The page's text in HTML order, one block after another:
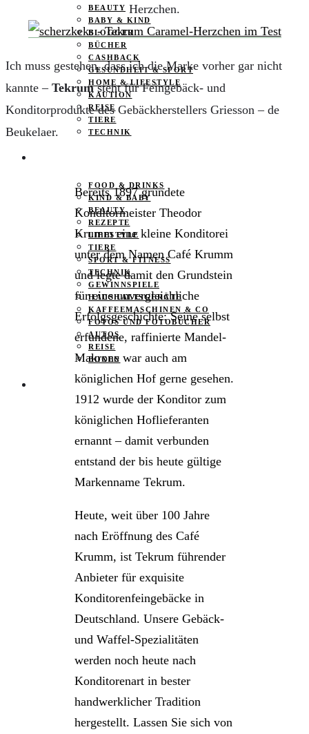
BEAUTY
BABY & KIND
BLOGGER
BÜCHER
CASHBACK
GESUNDHEIT & SPORT
HOME & LIFESTYLE
KAUTION
REISE
TIERE
TECHNIK
FOOD & DRINKS
KIND & BABY
BEAUTY
REZEPTE
LIFESTYLE
TIERE
SPORT & FITNESS
TECHNIK
GEWINNSPIELE
HAUSHALTSGERÄTE
KAFFEEMASCHINEN & CO
FOTOS UND FOTOBÜCHER
AUTOS
REISE
BOXEN
KIND & KEGEL
Herzchen.
Ich muss gestehen, dass ich die Marke vorher gar nicht
kannte – Tekrumsteht für Feingebäck- und
Konditorprodukte des Gebäckherstellers Griesson – de
Beukelaer.
Bereits 1897 gründete
Konditormeister Theodor
Krumm eine kleine Konditorei
unter dem Namen Café Krumm
und legte damit den Grundstein
für eine unvergleichliche
Erfolgsgeschichte: Seine selbst
erfundene, raffinierte Mandel-
Makrone war auch am
königlichen Hof gerne gesehen.
1912 wurde der Konditor zum
königlichen Hoflieferanten
ernannt – damit verbunden
entstand der bis heute gültige
Markenname Tekrum.
Heute, weit über 100 Jahre
nach Eröffnung des Café
Krumm, ist Tekrum führender
Anbieter für exquisite
Konditorenfeingebäcke in
Deutschland. Unsere Gebäck-
und Waffel-Spezialitäten
werden noch heute nach
Konditorenart in bester
handwerklicher Tradition
hergestellt. Lassen Sie sich von